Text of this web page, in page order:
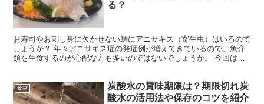
る？
お寿司やお刺し身に欠かせない鯛にアニサキス（寄生虫）はいるので
しょうか？ 年々アニサキス症の発症例が増えてきているので、魚介
類を生食するのが心配な方も多いのではないでしょうか。 今回は、
食材
炭酸水の賞味期限は？期限切れ炭
酸水の活用法や保存のコツを紹介